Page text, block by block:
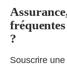
?
Souscrire